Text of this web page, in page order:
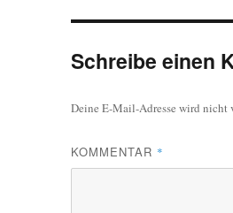
Schreibe einen
Deine E-Mail-Adresse wird
KOMMENTAR *